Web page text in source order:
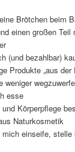
Brötchen beim
einen großen
(und bezahlbar)
Produkte „aus der
weniger
esse
und Körperpflege
Naturkosmetik
mich einseife, stelle